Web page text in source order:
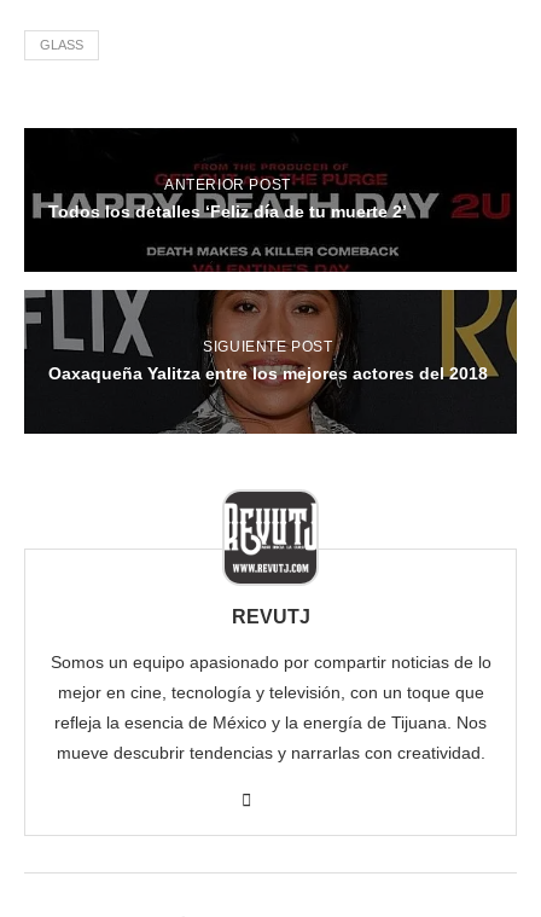
GLASS
ANTERIOR POST
Todos los detalles ‘Feliz día de tu muerte 2’
SIGUIENTE POST
Oaxaqueña Yalitza entre los mejores actores del 2018
REVUTJ
Somos un equipo apasionado por compartir noticias de lo
mejor en cine, tecnología y televisión, con un toque que
refleja la esencia de México y la energía de Tijuana. Nos
mueve descubrir tendencias y narrarlas con creatividad.